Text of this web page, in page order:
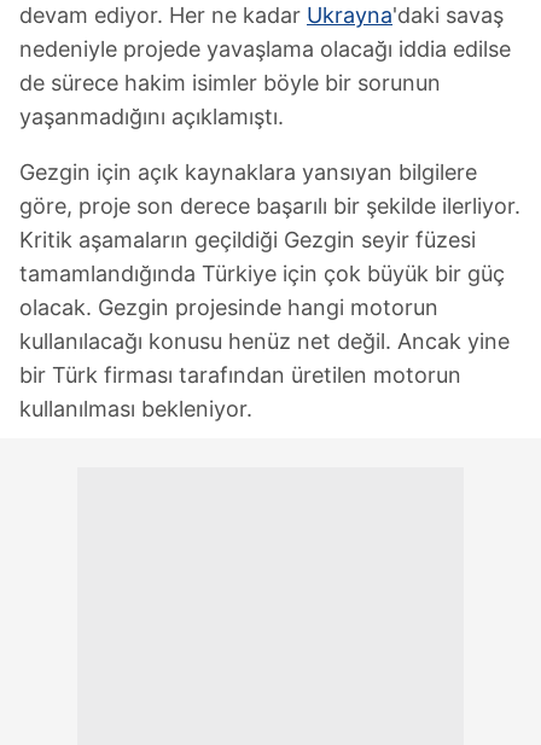
devam ediyor. Her ne kadar Ukrayna'daki savaş
nedeniyle projede yavaşlama olacağı iddia edilse
de sürece hakim isimler böyle bir sorunun
yaşanmadığını açıklamıştı.
Gezgin için açık kaynaklara yansıyan bilgilere
göre, proje son derece başarılı bir şekilde ilerliyor.
Kritik aşamaların geçildiği Gezgin seyir füzesi
tamamlandığında Türkiye için çok büyük bir güç
olacak. Gezgin projesinde hangi motorun
kullanılacağı konusu henüz net değil. Ancak yine
bir Türk firması tarafından üretilen motorun
kullanılması bekleniyor.